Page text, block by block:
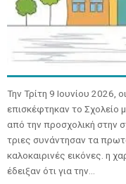
Την Τρίτη 9 Ιουνίου 2026,
επισκέφτηκαν το Σχολείο
από την προσχολική στην
τριες συνάντησαν τα
καλοκαιρινές εικόνες. η
έδειξαν ότι για την…